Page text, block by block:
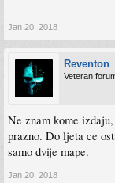
Jan 20, 2018
Reventon
Veteran
Ne znam kome
prazno. Do ljeta ce
samo dvije mape.
Jan 20, 2018